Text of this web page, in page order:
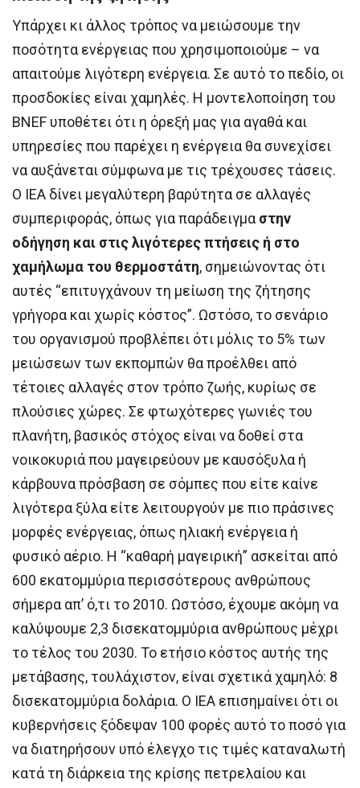
Υπάρχει κι άλλος τρόπος να μειώσουμε την
ποσότητα ενέργειας που χρησιμοποιούμε – να
απαιτούμε λιγότερη ενέργεια. Σε αυτό το πεδίο, οι
προσδοκίες είναι χαμηλές. Η μοντελοποίηση του
BNEF υποθέτει ότι η όρεξή μας για αγαθά και
υπηρεσίες που παρέχει η ενέργεια θα συνεχίσει
να αυξάνεται σύμφωνα με τις τρέχουσες τάσεις.
Ο IEA δίνει μεγαλύτερη βαρύτητα σε αλλαγές
συμπεριφοράς, όπως για παράδειγμα στην
οδήγηση και στις λιγότερες πτήσεις ή στο
χαμήλωμα του θερμοστάτη, σημειώνοντας ότι
αυτές “επιτυγχάνουν τη μείωση της ζήτησης
γρήγορα και χωρίς κόστος”. Ωστόσο, το σενάριο
του οργανισμού προβλέπει ότι μόλις το 5% των
μειώσεων των εκπομπών θα προέλθει από
τέτοιες αλλαγές στον τρόπο ζωής, κυρίως σε
πλούσιες χώρες. Σε φτωχότερες γωνιές του
πλανήτη, βασικός στόχος είναι να δοθεί στα
νοικοκυριά που μαγειρεύουν με καυσόξυλα ή
κάρβουνα πρόσβαση σε σόμπες που είτε καίνε
λιγότερα ξύλα είτε λειτουργούν με πιο πράσινες
μορφές ενέργειας, όπως ηλιακή ενέργεια ή
φυσικό αέριο. Η “καθαρή μαγειρική” ασκείται από
600 εκατομμύρια περισσότερους ανθρώπους
σήμερα απ’ ό,τι το 2010. Ωστόσο, έχουμε ακόμη να
καλύψουμε 2,3 δισεκατομμύρια ανθρώπους μέχρι
το τέλος του 2030. Το ετήσιο κόστος αυτής της
μετάβασης, τουλάχιστον, είναι σχετικά χαμηλό: 8
δισεκατομμύρια δολάρια. Ο IEA επισημαίνει ότι οι
κυβερνήσεις ξόδεψαν 100 φορές αυτό το ποσό για
να διατηρήσουν υπό έλεγχο τις τιμές καταναλωτή
κατά τη διάρκεια της κρίσης πετρελαίου και